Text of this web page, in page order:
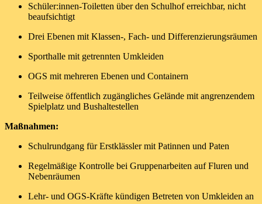
Schüler:innen-Toiletten über den Schulhof erreichbar, nicht
beaufsichtigt
Drei Ebenen mit Klassen-, Fach- und Differenzierungsräumen
Sporthalle mit getrennten Umkleiden
OGS mit mehreren Ebenen und Containern
Teilweise öffentlich zugängliches Gelände mit angrenzendem
Spielplatz und Bushaltestellen
Maßnahmen:
Schulrundgang für Erstklässler mit Patinnen und Paten
Regelmäßige Kontrolle bei Gruppenarbeiten auf Fluren und
Nebenräumen
Lehr- und OGS-Kräfte kündigen Betreten von Umkleiden an